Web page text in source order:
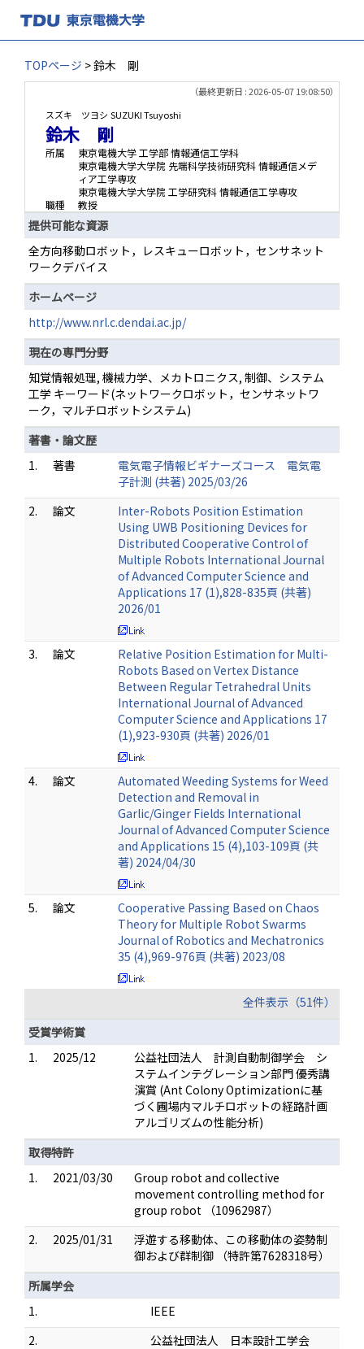
TOPページ > 鈴木 剛
（最終更新日 : 2026-05-07 19:08:50）
スズキ ツヨシ SUZUKI Tsuyoshi
鈴木 剛
所属
東京電機大学 工学部 情報通信工学科
東京電機大学大学院 先端科学技術研究科 情報通信メデ
ィア工学専攻
東京電機大学大学院 工学研究科 情報通信工学専攻
職種
教授
提供可能な資源
全方向移動ロボット，レスキューロボット，センサネット
ワークデバイス
ホームページ
http://www.nrl.c.dendai.ac.jp/
現在の専門分野
知覚情報処理, 機械力学、メカトロニクス, 制御、システム
工学 キーワード(ネットワークロボット，センサネットワ
ーク，マルチロボットシステム)
著書・論文歴
1.
著書
電気電子情報ビギナーズコース 電気電
子計測 (共著) 2025/03/26
2.
論文
Inter-Robots Position Estimation
Using UWB Positioning Devices for
Distributed Cooperative Control of
Multiple Robots International Journal
of Advanced Computer Science and
Applications 17 (1),828-835頁 (共著)
2026/01
3. 論文
Relative Position Estimation for Multi-
Robots Based on Vertex Distance
Between Regular Tetrahedral Units
International Journal of Advanced
Computer Science and Applications 17
(1),923-930頁 (共著) 2026/01
4. 論文
Automated Weeding Systems for Weed
Detection and Removal in
Garlic/Ginger Fields International
Journal of Advanced Computer Science
and Applications 15 (4),103-109頁 (共
著) 2024/04/30
5. 論文
Cooperative Passing Based on Chaos
Theory for Multiple Robot Swarms
Journal of Robotics and Mechatronics
35 (4),969-976頁 (共著) 2023/08
全件表示（51件）
受賞学術賞
1.
2025/12
公益社団法人 計測自動制御学会 シ
ステムインテグレーション部門 優秀講
演賞 (Ant Colony Optimizationに基
づく圃場内マルチロボットの経路計画
アルゴリズムの性能分析)
取得特許
1.
2021/03/30
Group robot and collective
movement controlling method for
group robot （10962987）
2.
2025/01/31
浮遊する移動体、この移動体の姿勢制
御および群制御 （特許第7628318号）
所属学会
1.
IEEE
2.
公益社団法人 日本設計工学会